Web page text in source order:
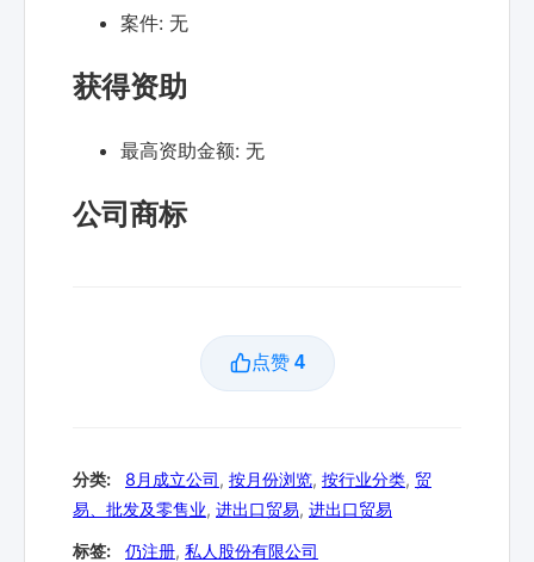
案件: 无
获得资助
最高资助金额: 无
公司商标
点赞 4
分类: 8月成立公司, 按月份浏览, 按行业分类, 贸
易、批发及零售业, 进出口贸易, 进出口贸易
标签: 仍注册, 私人股份有限公司